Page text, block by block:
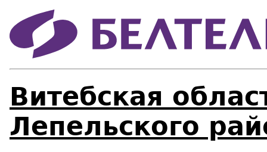
Витебская
Лепельского